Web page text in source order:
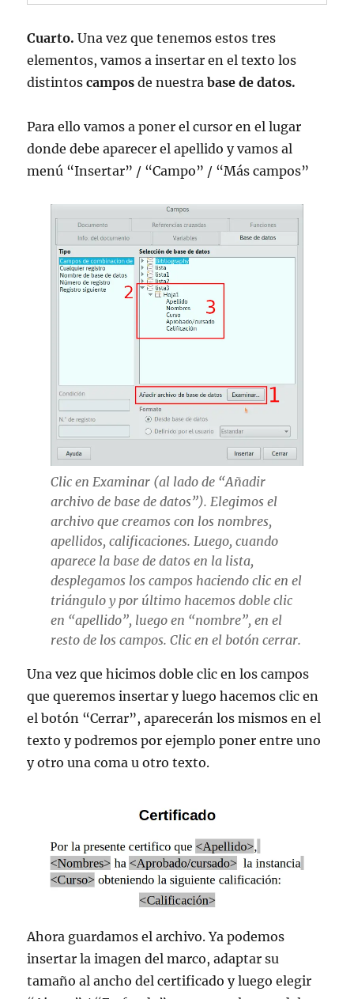
Cuarto.Una vez que tenemos estos tres
elementos, vamos a insertar en el texto los
distintoscampos de nuestrabase de datos.
Para ello vamos a poner el cursor en el lugar
donde debe aparecer el apellido y vamos al
menú “Insertar” / “Campo” / “Más campos”
Clic en Examinar (al lado de “Añadir
archivo de base de datos”). Elegimos el
archivo que creamos con los nombres,
apellidos, calificaciones. Luego, cuando
aparece la base de datos en la lista,
desplegamos los campos haciendo clic en el
triángulo y por último hacemos doble clic
en “apellido”, luego en “nombre”, en el
resto de los campos. Clic en el botón cerrar.
Una vez que hicimos doble clic en los campos
que queremos insertar y luego hacemos clic en
el botón “Cerrar”, aparecerán los mismos en el
texto y podremos por ejemplo poner entre uno
y otro una coma u otro texto.
Ahora guardamos el archivo. Ya podemos
insertar la imagen del marco, adaptar su
tamaño al ancho del certificado y luego elegir